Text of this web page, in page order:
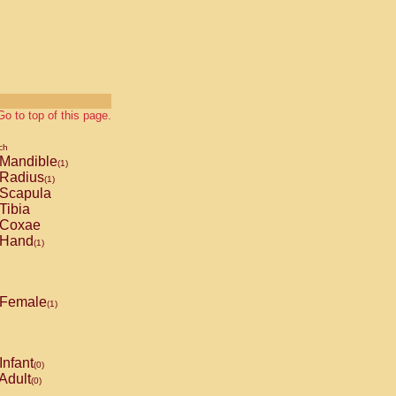
to top of this page.
Mandible(1)
Radius(1)
Scapula
Tibia
Coxae
Hand(1)
Female(1)
Infant(0)
(0)